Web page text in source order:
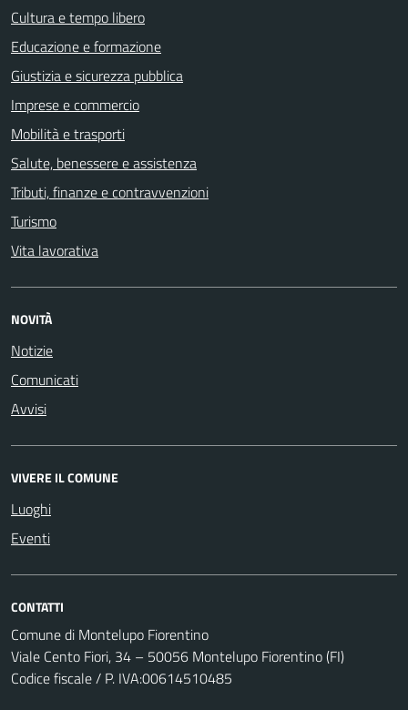
Cultura e tempo libero
Educazione e formazione
Giustizia e sicurezza pubblica
Imprese e commercio
Mobilità e trasporti
Salute, benessere e assistenza
Tributi, finanze e contravvenzioni
Turismo
Vita lavorativa
NOVITÀ
Notizie
Comunicati
Avvisi
VIVERE IL COMUNE
Luoghi
Eventi
CONTATTI
Comune di Montelupo Fiorentino
Viale Cento Fiori, 34 – 50056 Montelupo Fiorentino (FI)
Codice fiscale / P. IVA:00614510485